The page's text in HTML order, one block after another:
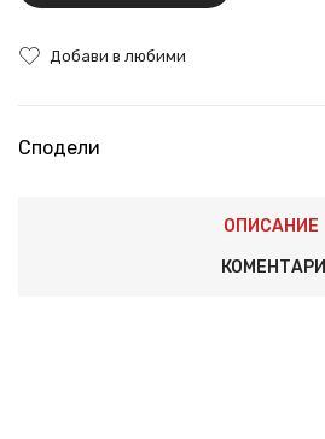
Добави в любими
Сподели
ОПИСАНИЕ
КОМЕНТАРИ